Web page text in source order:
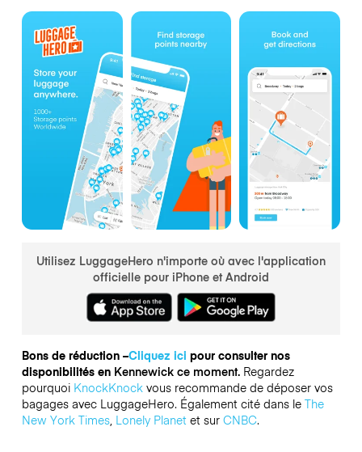
Utilisez LuggageHero n'importe où avec l'application
officielle pour iPhone et Android
Bons de réduction –Cliquez ici pour consulter nos
disponibilités en Kennewick ce moment. Regardez
pourquoi KnockKnockvous recommande de déposer vos
bagages avec LuggageHero. Également cité dans le The
New York Times, Lonely Planetet sur CNBC.